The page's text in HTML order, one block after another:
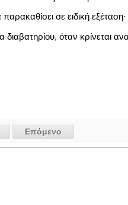
σε ειδική εξέταση·
όταν κρίνεται
Επόμενο